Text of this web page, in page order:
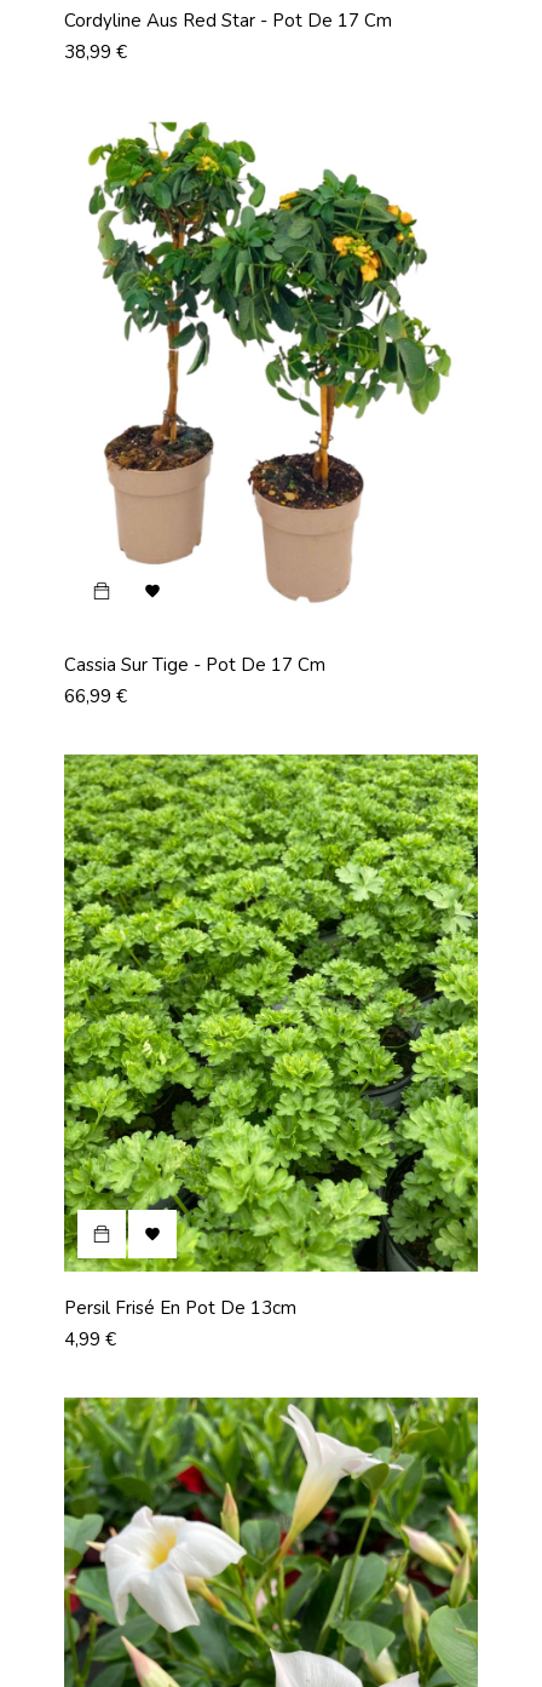
Cordyline Aus Red Star - Pot De 17 Cm
Prix
38,99 €

Cassia Sur Tige - Pot De 17 Cm
Prix
66,99 €

Persil Frisé En Pot De 13cm
Prix
4,99 €